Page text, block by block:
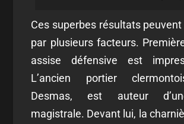
Ces superbes résultats peuvent
par plusieurs facteurs.
assise défensive est
L’ancien portier
Desmas, est auteur
magistrale. Devant lui, la